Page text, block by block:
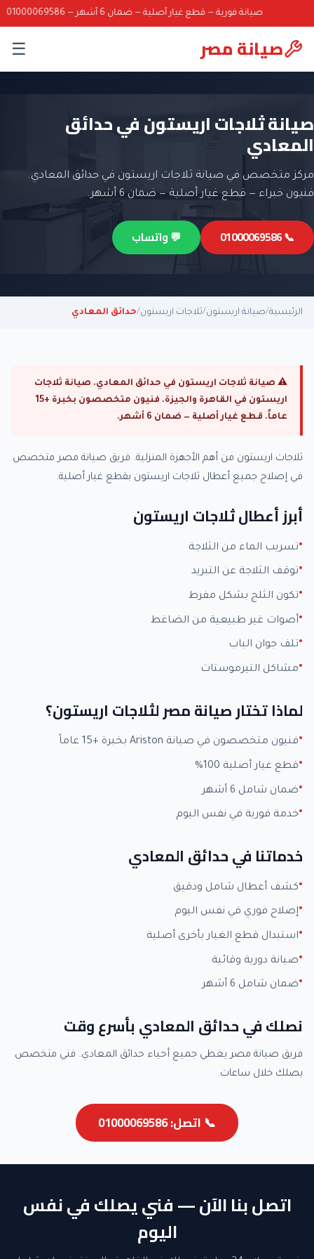
صيانة فورية — قطع غيار أصلية — ضمان 6 أشهر — 01000069586
صيانة مصر ☰
صيانة ثلاجات اريستون في حدائق
المعادي
مركز متخصص في صيانة ثلاجات اريستون في حدائق المعادي.
فنيون خبراء — قطع غيار أصلية — ضمان 6 أشهر.
📞 01000069586 💬 واتساب
الرئيسية/صيانة اريستون/ثلاجات اريستون/حدائق المعادي
⚠ صيانة ثلاجات اريستون في حدائق المعادي. صيانة ثلاجات
اريستون في القاهرة والجيزة. فنيون متخصصون بخبرة +15
عاماً. قطع غيار أصلية — ضمان 6 أشهر.
ثلاجات اريستون من أهم الأجهزة المنزلية. فريق صيانة مصر متخصص
في إصلاح جميع أعطال ثلاجات اريستون بقطع غيار أصلية.
أبرز أعطال ثلاجات اريستون
تسريب الماء من الثلاجة
توقف الثلاجة عن التبريد
تكون الثلج بشكل مفرط
أصوات غير طبيعية من الضاغط
تلف جوان الباب
مشاكل التيرموستات
لماذا تختار صيانة مصر لثلاجات اريستون؟
فنيون متخصصون في صيانة Ariston بخبرة +15 عاماً
قطع غيار أصلية 100%
ضمان شامل 6 أشهر
خدمة فورية في نفس اليوم
خدماتنا في حدائق المعادي
كشف أعطال شامل ودقيق
إصلاح فوري في نفس اليوم
استبدال قطع الغيار بأخرى أصلية
صيانة دورية وقائية
ضمان شامل 6 أشهر
نصلك في حدائق المعادي بأسرع وقت
فريق صيانة مصر يغطي جميع أحياء حدائق المعادي. فني متخصص
يصلك خلال ساعات.
📞 اتصل: 01000069586
اتصل بنا الآن — فني يصلك في نفس
اليوم